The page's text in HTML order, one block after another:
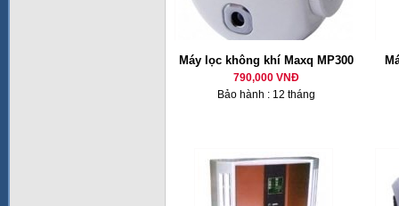
Máy lọc không khí Maxq MP300
790,000 VNĐ
Bảo hành : 12 tháng